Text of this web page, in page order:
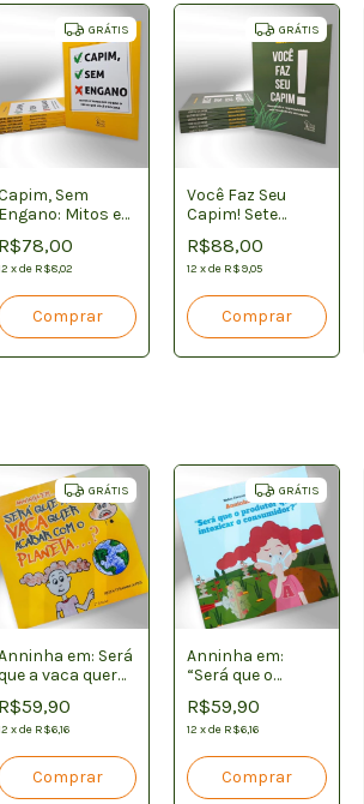
GRÁTIS
Sem
Engano: Mitos e
Verdades na
Escolha de
R$78,00
xde R$8,02
GRÁTIS
Você Faz Seu
Capim! Sete
Estratégias para
Melhorar a
Produção da
Pastagem
R$88,00
12 xde R$9,05
GRÁTIS
em: Será
a vaca quer
acabar com o
planeta?
R$59,90
xde R$6,16
GRÁTIS
Anninha em:
“Será que o
produtor quer
intoxicar o
consumidor?”
R$59,90
12 xde R$6,16